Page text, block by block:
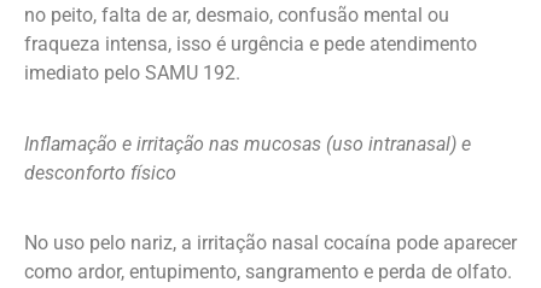
no peito, falta de ar, desmaio, confusão mental ou
fraqueza intensa, isso é urgência e pede atendimento
imediato pelo SAMU 192.
Inflamação e irritação nas mucosas (uso intranasal) e
desconforto físico
No uso pelo nariz, a irritação nasal cocaína pode aparecer
como ardor, entupimento, sangramento e perda de olfato.